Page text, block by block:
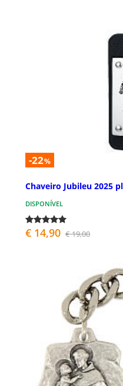
-22%
Chaveiro Jubileu 2025
DISPONÍVEL
€ 14,90 € 19,00